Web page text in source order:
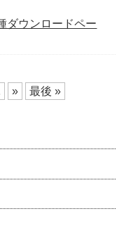
ダウンロードペー
» 最後 »